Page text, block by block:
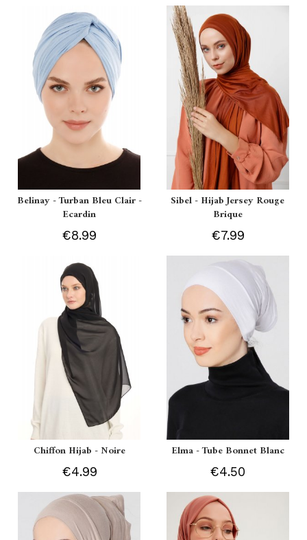
Belinay - Turban Bleu Clair -
Ecardin
€8.99
Sibel - Hijab Jersey Rouge
Brique
€7.99
Chiffon Hijab - Noire
€4.99
Elma - Tube Bonnet Blanc
€4.50